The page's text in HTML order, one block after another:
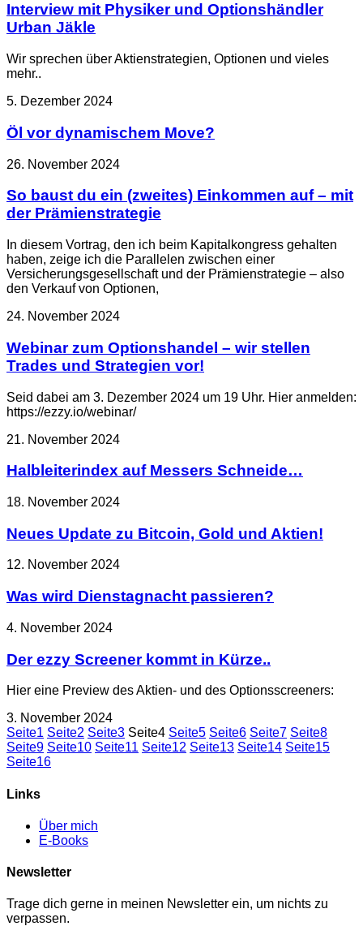
Interview mit Physiker und Optionshändler
Urban Jäkle
Wir sprechen über Aktienstrategien, Optionen und vieles
mehr..
5. Dezember 2024
Öl vor dynamischem Move?
26. November 2024
So baust du ein (zweites) Einkommen auf – mit
der Prämienstrategie
In diesem Vortrag, den ich beim Kapitalkongress gehalten
haben, zeige ich die Parallelen zwischen einer
Versicherungsgesellschaft und der Prämienstrategie – also
den Verkauf von Optionen,
24. November 2024
Webinar zum Optionshandel – wir stellen
Trades und Strategien vor!
Seid dabei am 3. Dezember 2024 um 19 Uhr. Hier anmelden:
https://ezzy.io/webinar/
21. November 2024
Halbleiterindex auf Messers Schneide…
18. November 2024
Neues Update zu Bitcoin, Gold und Aktien!
12. November 2024
Was wird Dienstagnacht passieren?
4. November 2024
Der ezzy Screener kommt in Kürze..
Hier eine Preview des Aktien- und des Optionsscreeners:
3. November 2024
Seite1 Seite2 Seite3 Seite4 Seite5 Seite6 Seite7 Seite8
Seite9 Seite10 Seite11 Seite12 Seite13 Seite14 Seite15
Seite16
Links
Über mich
E-Books
Newsletter
Trage dich gerne in meinen Newsletter ein, um nichts zu
verpassen.